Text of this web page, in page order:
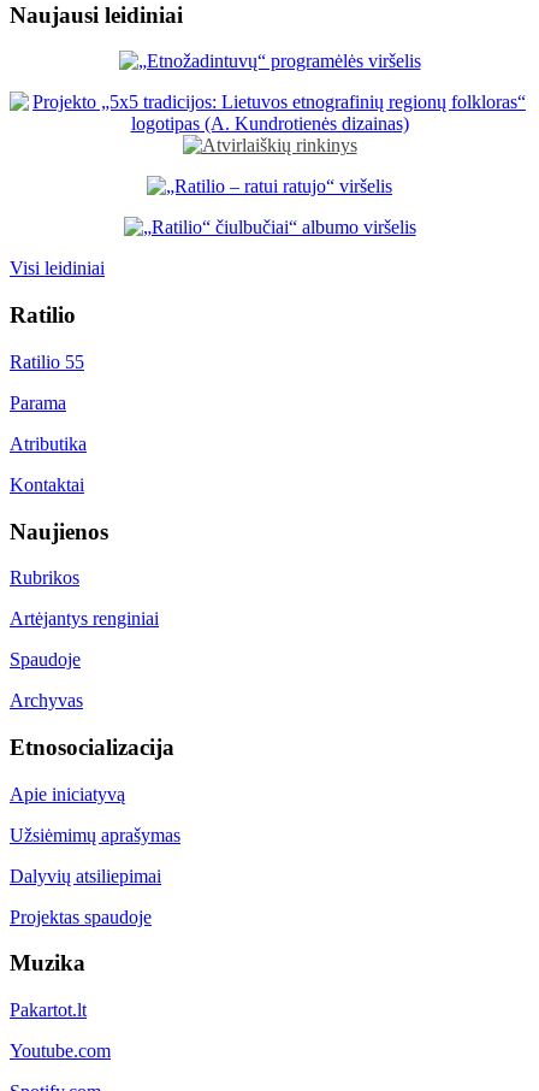
Naujausi leidiniai
Visi leidiniai
Ratilio
Ratilio 55
Parama
Atributika
Kontaktai
Naujienos
Rubrikos
Artėjantys renginiai
Spaudoje
Archyvas
Etnosocializacija
Apie iniciatyvą
Užsiėmimų aprašymas
Dalyvių atsiliepimai
Projektas spaudoje
Muzika
Pakartot.lt
Youtube.com